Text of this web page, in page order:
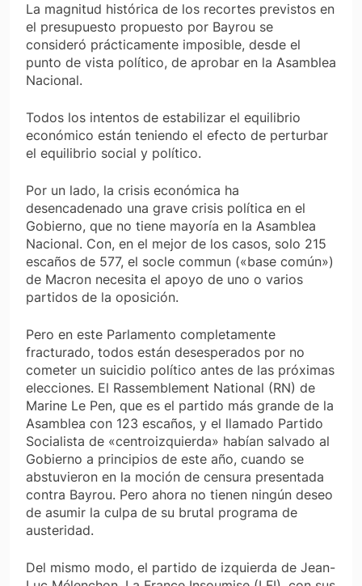
La magnitud histórica de los recortes previstos en
el presupuesto propuesto por Bayrou se
consideró prácticamente imposible, desde el
punto de vista político, de aprobar en la Asamblea
Nacional.
Todos los intentos de estabilizar el equilibrio
económico están teniendo el efecto de perturbar
el equilibrio social y político.
Por un lado, la crisis económica ha
desencadenado una grave crisis política en el
Gobierno, que no tiene mayoría en la Asamblea
Nacional. Con, en el mejor de los casos, solo 215
escaños de 577, el socle commun («base común»)
de Macron necesita el apoyo de uno o varios
partidos de la oposición.
Pero en este Parlamento completamente
fracturado, todos están desesperados por no
cometer un suicidio político antes de las próximas
elecciones. El Rassemblement National (RN) de
Marine Le Pen, que es el partido más grande de la
Asamblea con 123 escaños, y el llamado Partido
Socialista de «centroizquierda» habían salvado al
Gobierno a principios de este año, cuando se
abstuvieron en la moción de censura presentada
contra Bayrou. Pero ahora no tienen ningún deseo
de asumir la culpa de su brutal programa de
austeridad.
Del mismo modo, el partido de izquierda de Jean-